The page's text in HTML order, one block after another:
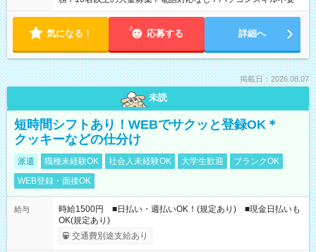
気になる！ 応募する 詳細へ
掲載日：2026.08.07
未読
短時間シフトあり！WEBでサクッと登録OK＊
クッキーなどの仕分け
派遣 職種未経験OK 社会人未経験OK 大学生歓迎
ブランクOK
WEB登録・面接OK
給与
時給1500円 ■日払い・週払いOK！(規定あり) ■現金日払いも
OK(規定あり)
交通費別途支給あり